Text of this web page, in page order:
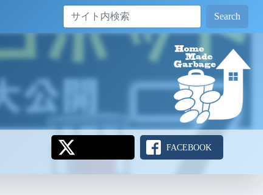
Search
FACEBOOK